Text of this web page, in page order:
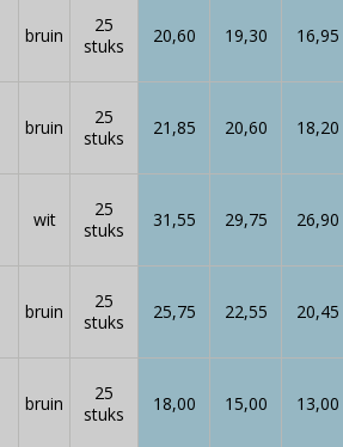
bruin
25
stuks
20,60 19,30 16,95
bruin
25
stuks
21,85 20,60 18,20
wit
25
stuks
31,55 29,75 26,90
bruin
25
stuks
25,75 22,55 20,45
bruin
25
stuks
18,00 15,00 13,00